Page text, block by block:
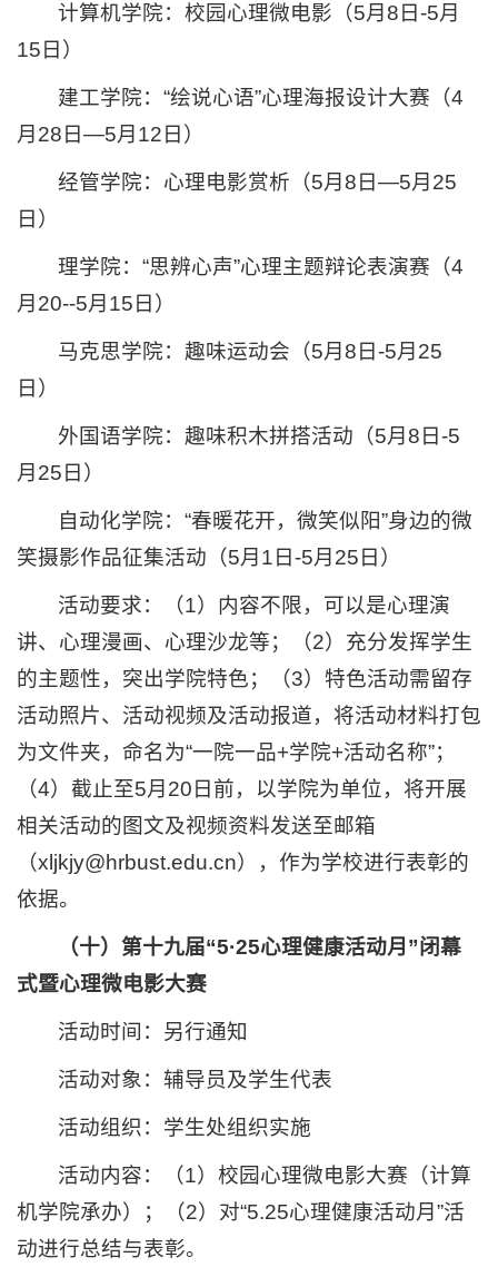
计算机学院：校园心理微电影（5月8日-5月
15日）
建工学院：“绘说心语”心理海报设计大赛（4
月28日—5月12日）
经管学院：心理电影赏析（5月8日—5月25
日）
理学院：“思辨心声”心理主题辩论表演赛（4
月20--5月15日）
马克思学院：趣味运动会（5月8日-5月25
日）
外国语学院：趣味积木拼搭活动（5月8日-5
月25日）
自动化学院：“春暖花开，微笑似阳”身边的微
笑摄影作品征集活动（5月1日-5月25日）
活动要求：（1）内容不限，可以是心理演
讲、心理漫画、心理沙龙等；（2）充分发挥学生
的主题性，突出学院特色；（3）特色活动需留存
活动照片、活动视频及活动报道，将活动材料打包
为文件夹，命名为“一院一品+学院+活动名称”；
（4）截止至5月20日前，以学院为单位，将开展
相关活动的图文及视频资料发送至邮箱
（xljkjy@hrbust.edu.cn），作为学校进行表彰的
依据。
（十）第十九届“5·25心理健康活动月”闭幕
式暨心理微电影大赛
活动时间：另行通知
活动对象：辅导员及学生代表
活动组织：学生处组织实施
活动内容：（1）校园心理微电影大赛（计算
机学院承办）；（2）对“5.25心理健康活动月”活
动进行总结与表彰。